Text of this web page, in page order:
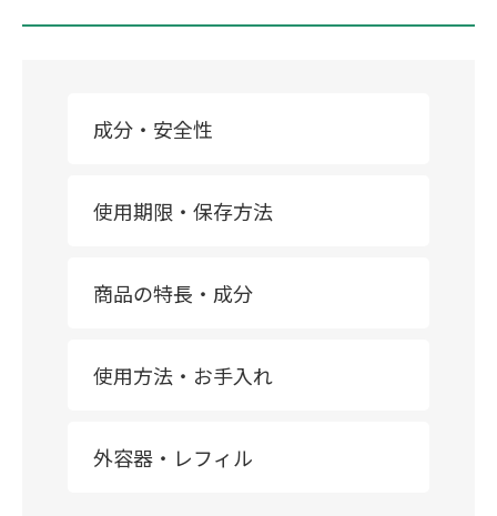
成分・安全性
使用期限・保存方法
商品の特長・成分
使用方法・お手入れ
外容器・レフィル